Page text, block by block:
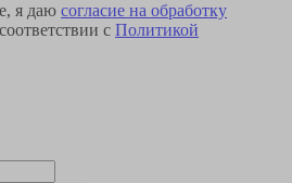
я даю согласие на обработку
с Политикой